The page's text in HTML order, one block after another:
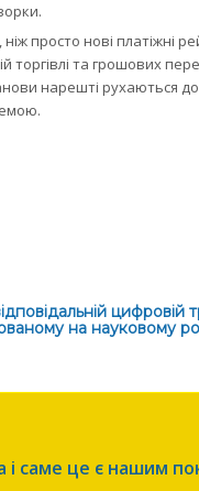
ніж просто нові платіжні
торгівлі та грошових
нарешті рухаються до
цифровій
на науковому
і саме це є нашим